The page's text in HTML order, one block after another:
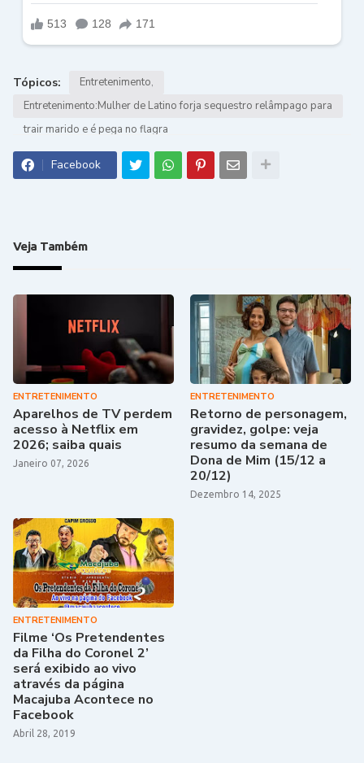
Tópicos:
Entretenimento
Entretenimento:Mulher de Latino forja sequestro relâmpago para
trair marido e é pega no flagra
Facebook
Veja Também
ENTRETENIMENTO
Aparelhos de TV perdem
acesso à Netflix em
2026; saiba quais
Janeiro 07, 2026
ENTRETENIMENTO
Retorno de personagem,
gravidez, golpe: veja
resumo da semana de
Dona de Mim (15/12 a
20/12)
Dezembro 14, 2025
ENTRETENIMENTO
Filme ‘Os Pretendentes
da Filha do Coronel 2’
será exibido ao vivo
através da página
Macajuba Acontece no
Facebook
Abril 28, 2019